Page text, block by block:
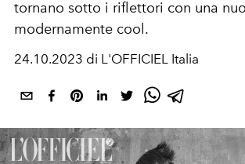
tornano sotto i riflettori con una
modernamente cool.
24.10.2023 di L'OFFICIEL Italia